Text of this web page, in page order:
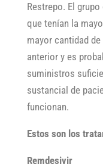
Restrepo. El
que tenían la
mayor cantidad
anterior y es
suministros
sustancial de
funcionan.
Estos son los
Remdesivir